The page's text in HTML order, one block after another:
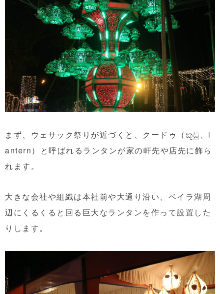
まず、ウェサック祭りが近づくと、クードゥ（කූඩු、l
antern）と呼ばれるランタンが家の軒先や店先に飾ら
れます。
大きな会社や組織は本社前や大通り沿い、ベイラ湖周
辺にくるくると回る巨大なランタンを作って設置した
りします。